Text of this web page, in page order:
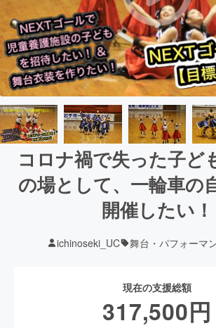
コロナ禍で失った子ど
の場として、一輪車の
開催したい！
ichinoseki_UC 舞台・パフォーマ
現在の支援総額
317,500円